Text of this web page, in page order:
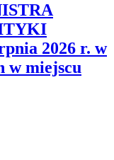
2026 r. w
w miejscu